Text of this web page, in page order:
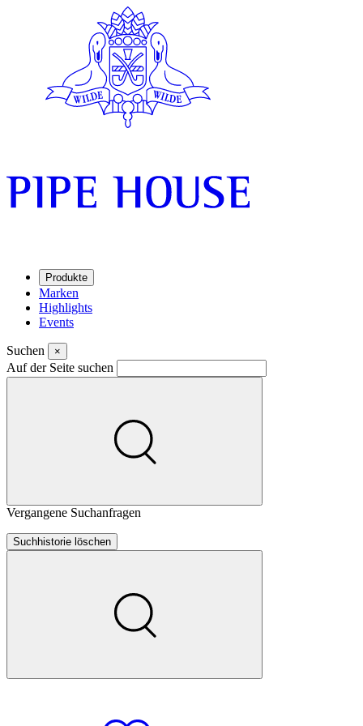
Produkte
Marken
Highlights
Events
Suchen ×
Auf der Seite suchen
Vergangene Suchanfragen
Suchhistorie löschen